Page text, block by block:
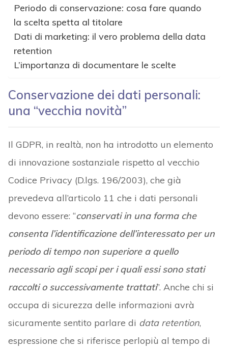
Periodo di conservazione: cosa fare quando
la scelta spetta al titolare
Dati di marketing: il vero problema della data
retention
L’importanza di documentare le scelte
Conservazione dei dati personali:
una “vecchia novità”
Il GDPR, in realtà, non ha introdotto un elemento
di innovazione sostanziale rispetto al vecchio
Codice Privacy (D.lgs. 196/2003), che già
prevedeva all’articolo 11 che i dati personali
devono essere: “conservati in una forma che
consenta l’identificazione dell’interessato per un
periodo di tempo non superiore a quello
necessario agli scopi per i quali essi sono stati
raccolti o successivamente trattati”. Anche chi si
occupa di sicurezza delle informazioni avrà
sicuramente sentito parlare di data retention,
espressione che si riferisce perlopiù al tempo di